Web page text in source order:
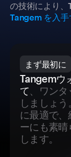
の技術により
Tangem を入手
まず最初に
Tangemウ
て、ワン
しましょ
に最適で
ーにも素
します。